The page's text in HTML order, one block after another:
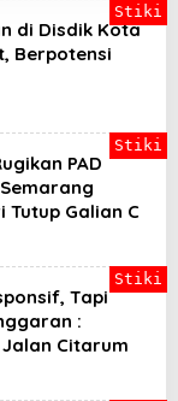
di Disdik Kota
Berpotensi
Stiki
PAD
Tutup Galian C
Stiki
Tapi
:
Citarum
Stiki